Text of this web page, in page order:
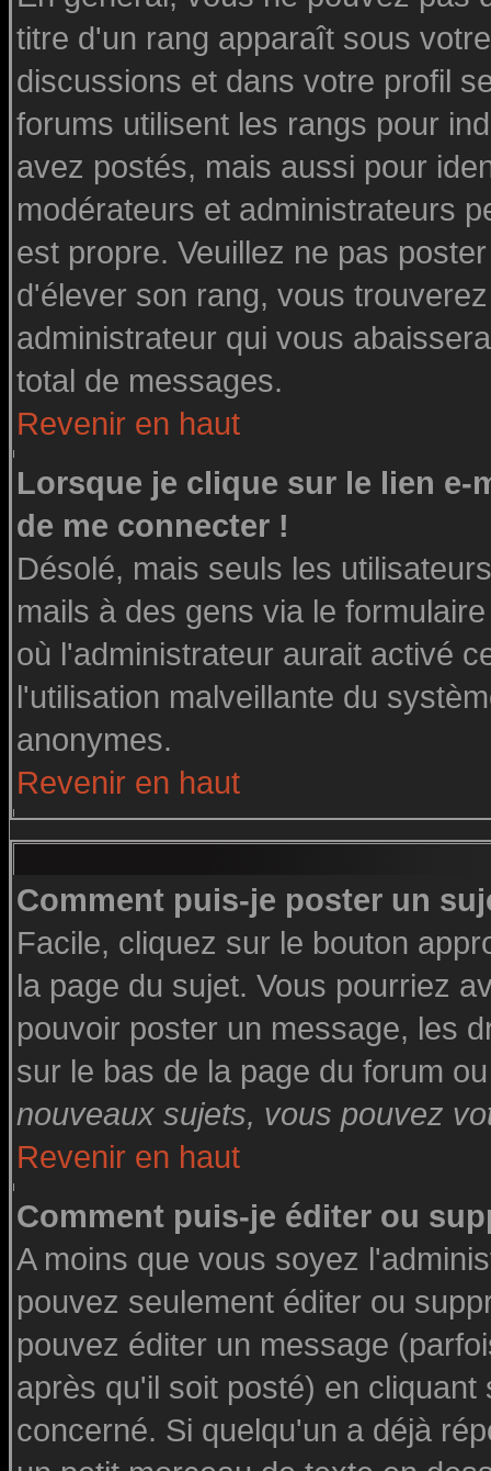
titre d'un rang apparaît sous
discussions et dans votre profil
forums utilisent les rangs pour
avez postés, mais aussi pour
modérateurs et administrateurs
est propre. Veuillez ne pas
d'élever son rang, vous
administrateur qui vous
total de messages.
Revenir en haut
Lorsque je clique sur le lien e-
de me connecter !
Désolé, mais seuls les
mails à des gens via le
où l'administrateur aurait activé
l'utilisation malveillante du
anonymes.
Revenir en haut
Comment puis-je poster un
Facile, cliquez sur le bouton
la page du sujet. Vous pourriez
pouvoir poster un message, les
sur le bas de la page du forum
nouveaux sujets, vous pouvez
Revenir en haut
Comment puis-je éditer ou
A moins que vous soyez
pouvez seulement éditer ou
pouvez éditer un message
après qu'il soit posté) en
concerné. Si quelqu'un a déjà